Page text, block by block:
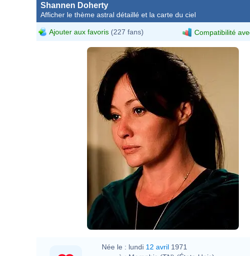
Shannen Doherty
Afficher le thème astral détaillé et la carte du ciel
Ajouter aux favoris (227 fans) Compatibilité
Née le : lundi 12 avril 1971